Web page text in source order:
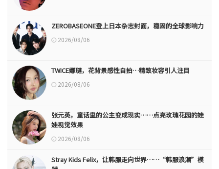
ZEROBASEONE登上日本杂志封面，稳固的全球影响力
2026/08/06
TWICE娜璉，花背景感性自拍…精致妆容引人注目
2026/08/06
张元英，童话里的公主变成现实……点亮玫瑰花园的娃
娃视觉效果
2026/08/06
Stray Kids Felix，让韩服走向世界……“韩服浪潮”模